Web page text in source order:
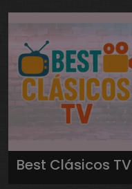
Best Clásicos TV